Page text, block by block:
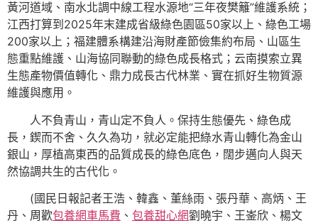
黃河道域、南水北調中線工程水源地“三年夜樊籬”維護系統；
江西打算到2025年末建成省級綠色園區50家以上、綠色工場
200家以上；福建體系構建沿海財產節儉集約布局、山區生
態重點維護、山海協同聯動的綠色成長格式；云南摸索立異
生態產物價值轉化、鼎力成長古代林業、實在抓好生物質源
維護與應用。
人不負青山，青山定不負人。保持生態優先、綠色成
長，鍥而不舍、久久為功，就必定能把綠水青山轉化為金山
銀山，厚植高東西的品質成長的綠色底色，闊步邁向人與天
然協調共生的古代化。
(國民日報記者王浩、韓鑫、董絲雨、張丹華、高炳、王
丹、周歡包養網車馬費 、 包養甜心網劉曉宇、王崟欣、楊文